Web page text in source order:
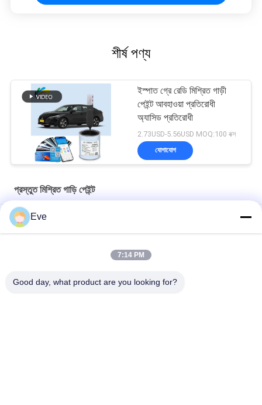
শীর্ষ পণ্য
ইস্পাত গ্রে রেডি মিশ্রিত গাড়ী
পেইন্ট আবহাওয়া প্রতিরোধী
অ্যাসিড প্রতিরোধী
2.73USD-5.56USD MOQ:100 বক্স
যোগাযোগ
প্রস্তুত মিশ্রিত গাড়ি পেইন্ট
আর্দ্রতা প্রতিরোধী প্রস্তুত মিশ্রিত গাড়ি পেইন্ট আকাশ নীল অ্যান্টি ইউভি মাল্টি ফাংশন
পার্ল হোয়াইট রেডি মিশ্রিত কার পেইন্ট স্প্রে বহুমুখী অ-বিষাক্ত
Eve
7:14 PM
Good day, what product are you looking for?